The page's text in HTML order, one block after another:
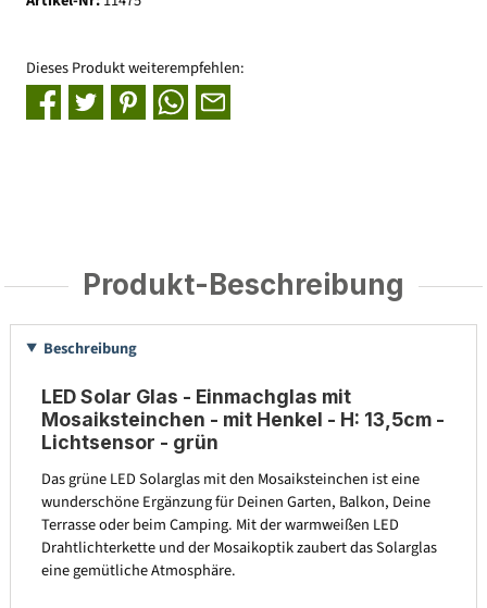
Dieses Produkt weiterempfehlen:
Produkt-Beschreibung
Beschreibung
LED Solar Glas - Einmachglas mit
Mosaiksteinchen - mit Henkel - H: 13,5cm -
Lichtsensor - grün
Das grüne LED Solarglas mit den Mosaiksteinchen ist eine
wunderschöne Ergänzung für Deinen Garten, Balkon, Deine
Terrasse oder beim Camping. Mit der warmweißen LED
Drahtlichterkette und der Mosaikoptik zaubert das Solarglas
eine gemütliche Atmosphäre.